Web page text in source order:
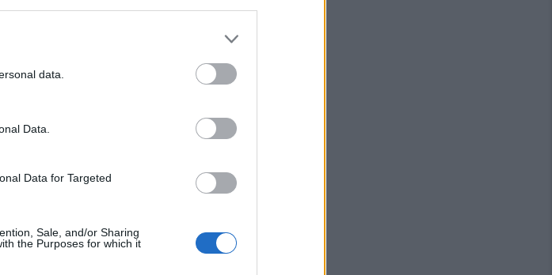
data.
Data.
Data for Targeted
Sale, and/or Sharing
the Purposes for which it
0 1 1
Successiva